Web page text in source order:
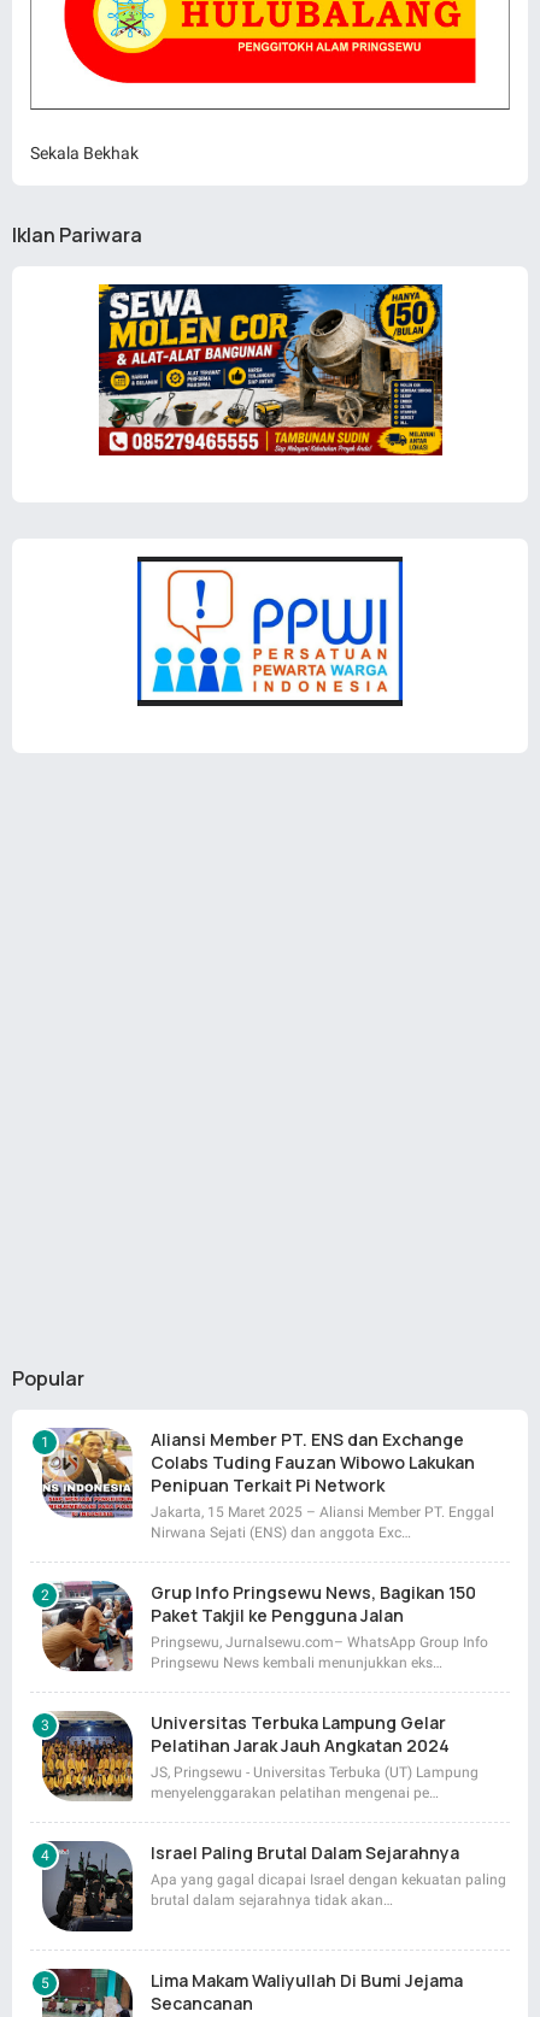
Sekala Bekhak
Iklan Pariwara
Popular
Aliansi Member PT. ENS dan Exchange
Colabs Tuding Fauzan Wibowo Lakukan
Penipuan Terkait Pi Network
Jakarta, 15 Maret 2025 – Aliansi Member PT. Enggal
Nirwana Sejati (ENS) dan anggota Exc…
Grup Info Pringsewu News, Bagikan 150
Paket Takjil ke Pengguna Jalan
Pringsewu, Jurnalsewu.com– WhatsApp Group Info
Pringsewu News kembali menunjukkan eks…
Universitas Terbuka Lampung Gelar
Pelatihan Jarak Jauh Angkatan 2024
JS, Pringsewu - Universitas Terbuka (UT) Lampung
menyelenggarakan pelatihan mengenai pe…
Israel Paling Brutal Dalam Sejarahnya
Apa yang gagal dicapai Israel dengan kekuatan paling
brutal dalam sejarahnya tidak akan…
Lima Makam Waliyullah Di Bumi Jejama
Secancanan